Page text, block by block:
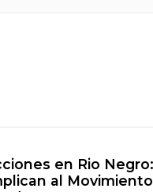
en Rio
al